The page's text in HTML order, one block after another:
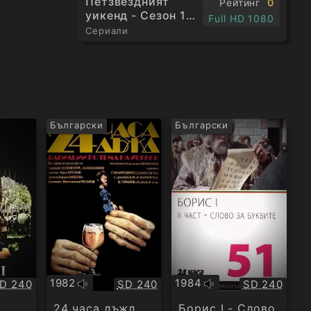
уикенд - Сезон 1
Епизод 3
Сериали
Рейтинг
0
Full HD 1080
240
Български
1982
Оригинално
аудио
Качество:
SD 240
Български
1984
Оригинално
аудио
Качество:
SD 240